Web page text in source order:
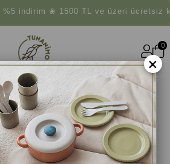
indirim ❀ 1500 TL ve üzeri ücretsiz
0
×